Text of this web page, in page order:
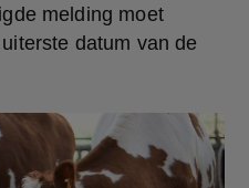
melding moet
datum van de